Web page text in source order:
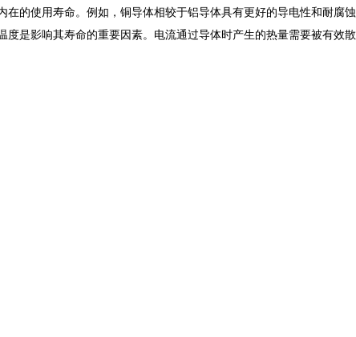
的使用寿命。例如，铜导体相较于铝导体具有更好的导电性和耐腐蚀
是影响其寿命的重要因素。电流通过导体时产生的热量需要被有效散